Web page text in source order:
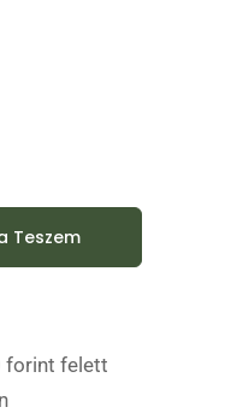
Teszem
forint felett